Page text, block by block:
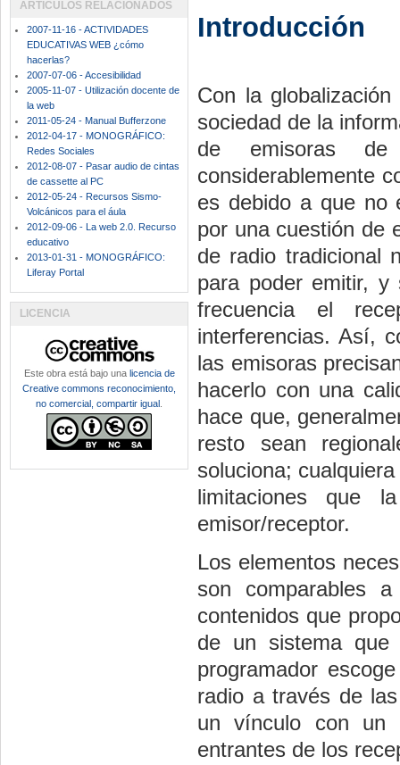
Introducción
Con la
sociedad de la
de emisoras de
considerablemente
es debido a que no
por una cuestión de
de radio tradicional
para poder emitir,
frecuencia el
interferencias. Así,
las emisoras
hacerlo con una
hace que,
resto sean
soluciona;
limitaciones que
emisor/receptor.
Los elementos
son comparables
contenidos que
de un sistema que
programador
radio a través de
un vínculo con un
entrantes de los
ARTÍCULOS RELACIONADOS
2007-11-16 - ACTIVIDADES
EDUCATIVAS WEB ¿cómo
hacerlas?
2007-07-06 - Accesibilidad
2005-11-07 - Utilización docente de
la web
2011-05-24 - Manual Bufferzone
2012-04-17 - MONOGRÁFICO:
Redes Sociales
2012-08-07 - Pasar audio de cintas
de cassette al PC
2012-05-24 - Recursos Sismo-
Volcánicos para el áula
2012-09-06 - La web 2.0. Recurso
educativo
2013-01-31 - MONOGRÁFICO:
Liferay Portal
LICENCIA
Este obra está bajo una licencia de
Creative commons reconocimiento,
no comercial, compartir igual